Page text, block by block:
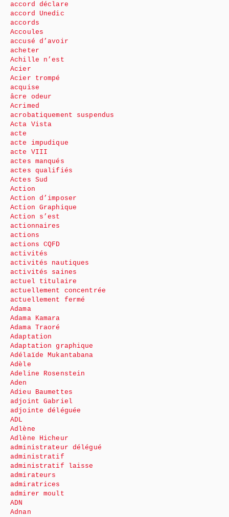
accord déclare
accord Unedic
accords
Accoules
accusé d’avoir
acheter
Achille n’est
Acier
Acier trompé
acquise
âcre odeur
Acrimed
acrobatiquement suspendus
Acta Vista
acte
acte impudique
acte VIII
actes manqués
actes qualifiés
Actes Sud
Action
Action d’imposer
Action Graphique
Action s’est
actionnaires
actions
actions CQFD
activités
activités nautiques
activités saines
actuel titulaire
actuellement concentrée
actuellement fermé
Adama
Adama Kamara
Adama Traoré
Adaptation
Adaptation graphique
Adélaïde Mukantabana
Adèle
Adeline Rosenstein
Aden
Adieu Baumettes
adjoint Gabriel
adjointe déléguée
ADL
Adlène
Adlène Hicheur
administrateur délégué
administratif
administratif laisse
admirateurs
admiratrices
admirer moult
ADN
Adnan